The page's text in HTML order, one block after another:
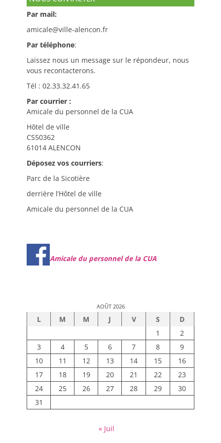
Par mail:
amicale@ville-alencon.fr
Par téléphone:
Laissez nous un message sur le répondeur, nous
vous recontacterons.
Tél : 02.33.32.41.65
Par courrier :
Amicale du personnel de la CUA
Hôtel de ville
CS50362
61014 ALENCON
Déposez vos courriers:
Parc de la Sicotière
derrière l’Hôtel de ville
Amicale du personnel de la CUA
Amicale du personnel de la CUA
AOÛT 2026
L M M J V S
D
1
2
3
4 5 6 7 8
9
10
11 12 13 14 15
16
17
18 19 20 21 22
23
24
25 26 27 28 29
30
31
« Juil